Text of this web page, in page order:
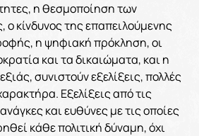
η θεσμοποίηση των
ο κίνδυνος της επαπειλούμενης
η ψηφιακή πρόκληση, οι
και τα δικαιώματα, και η
συνιστούν εξελίξεις, πολλές
Εξελίξεις από τις
και ευθύνες με τις οποίες
κάθε πολιτική δύναμη, όχι